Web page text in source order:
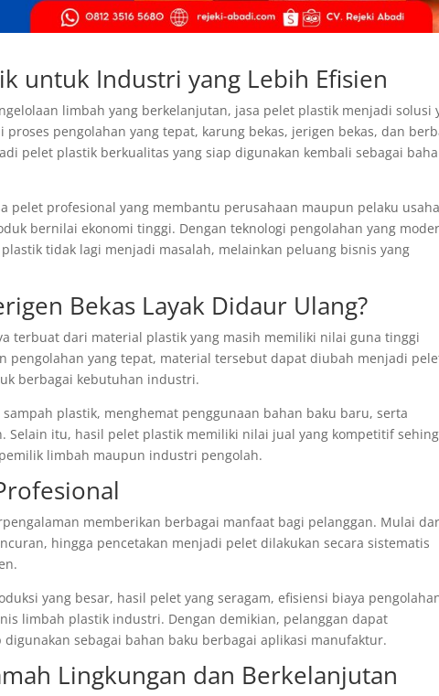
untuk Industri yang Lebih Efisien
limbah yang berkelanjutan, jasa pelet plastik menjadi solusi
pengolahan yang tepat, karung bekas, jerigen bekas, dan
pelet plastik berkualitas yang siap digunakan kembali sebagai
pelet profesional yang membantu perusahaan maupun pelaku usaha
bernilai ekonomi tinggi. Dengan teknologi pengolahan yang
tidak lagi menjadi masalah, melainkan peluang bisnis yang
Bekas Layak Didaur Ulang?
terbuat dari material plastik yang masih memiliki nilai guna tinggi
pengolahan yang tepat, material tersebut dapat diubah menjadi
berbagai kebutuhan industri.
plastik, menghemat penggunaan bahan baku baru, serta
Selain itu, hasil pelet plastik memiliki nilai jual yang kompetitif
limbah maupun industri pengolah.
memberikan berbagai manfaat bagi pelanggan. Mulai
hingga pencetakan menjadi pelet dilakukan secara sistematis
yang besar, hasil pelet yang seragam, efisiensi biaya
limbah plastik industri. Dengan demikian, pelanggan dapat
sebagai bahan baku berbagai aplikasi manufaktur.
Lingkungan dan Berkelanjutan